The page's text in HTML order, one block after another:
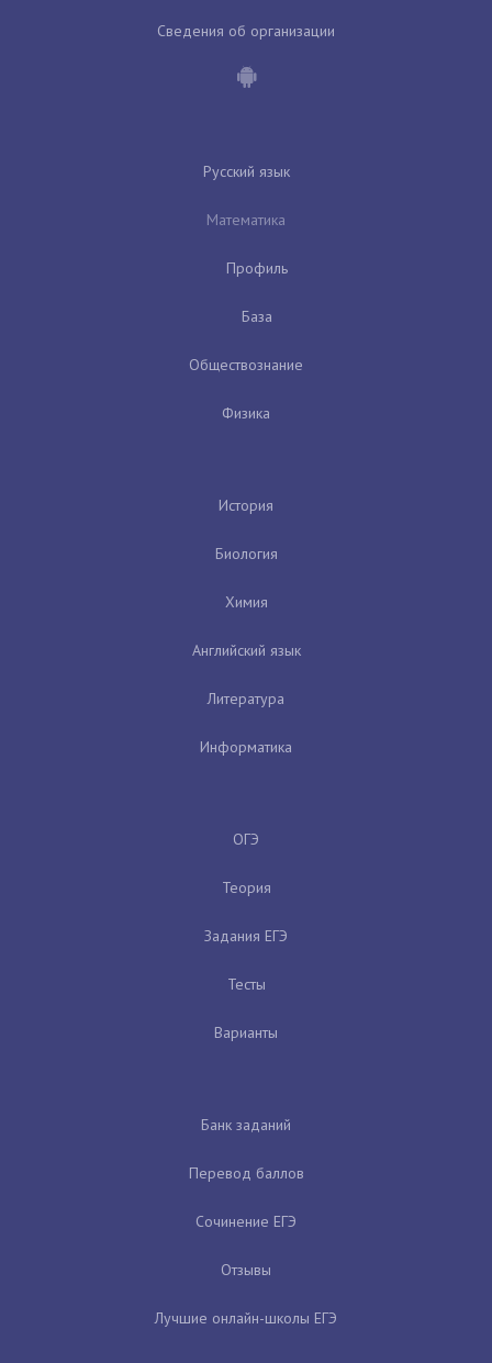
Сведения об организации
Русский язык
Математика
Профиль
База
Обществознание
Физика
История
Биология
Химия
Английский язык
Литература
Информатика
ОГЭ
Теория
Задания ЕГЭ
Тесты
Варианты
Банк заданий
Перевод баллов
Сочинение ЕГЭ
Отзывы
Лучшие онлайн-школы ЕГЭ